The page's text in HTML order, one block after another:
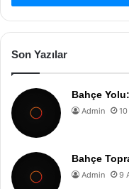
Son Yazılar
Bahçe
Admin
Bahçe
Admin 9